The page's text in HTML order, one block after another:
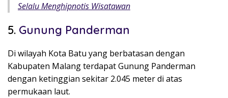
Selalu Menghipnotis Wisatawan
5. Gunung Panderman
Di wilayah Kota Batu yang berbatasan dengan
Kabupaten Malang terdapatGunung Panderman
dengan ketinggian sekitar 2.045 meter di atas
permukaan laut.